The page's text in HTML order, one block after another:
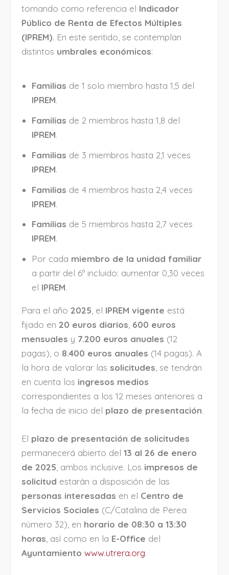
tomando como referencia el Indicador
Público de Renta de Efectos Múltiples
(IPREM). En este sentido, se contemplan
distintos umbrales económicos:
Familias de 1 solo miembro hasta 1,5 del
IPREM.
Familias de 2 miembros hasta 1,8 del
IPREM.
Familias de 3 miembros hasta 2,1 veces
IPREM.
Familias de 4 miembros hasta 2,4 veces
IPREM.
Familias de 5 miembros hasta 2,7 veces
IPREM.
Por cada miembro de la unidad familiar
a partir del 6º incluido: aumentar 0,30 veces
el IPREM.
Para el año2025, el IPREM vigente está
fijado en20 euros diarios, 600 euros
mensuales y 7.200 euros anuales (12
pagas), o 8.400 euros anuales (14 pagas). A
la hora de valorar lassolicitudes, se tendrán
en cuenta los ingresos medios
correspondientes a los 12 meses anteriores a
la fecha de inicio del plazo de presentación.
El plazo de presentación de solicitudes
permanecerá abierto del13 al 26 de enero
de 2025, ambos inclusive. Los impresos de
solicitud estarán a disposición de las
personas interesadas en el Centro de
Servicios Sociales (C/Catalina de Perea
número 32), en horario de 08:30 a 13:30
horas, así como en la E-Office del
Ayuntamiento www.utrera.org.